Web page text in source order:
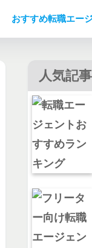
おすすめ転職エー
人気記事